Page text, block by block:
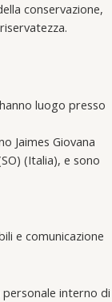
conservazione,
luogo presso
Jaimes Giovana
(Italia), e sono
e comunicazione
interno di